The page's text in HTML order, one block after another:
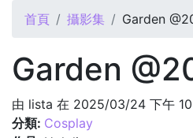
您在這裡
首頁 攝影集 Garden
Garden
由 lista 在 2025/03/24 下午
分類: Cosplay